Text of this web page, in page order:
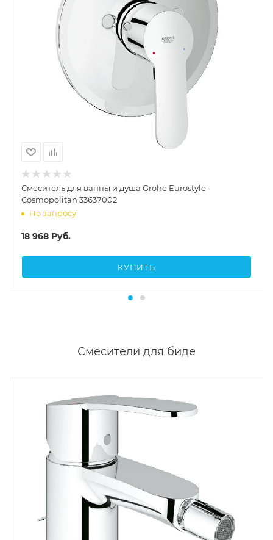
Смеситель для ванны и душа Grohe Eurostyle
Cosmopolitan 33637002
По запросу
18 968 Руб.
КУПИТЬ
Смесители для биде